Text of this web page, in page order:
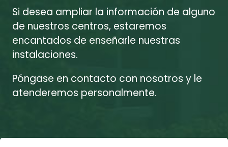
Si desea ampliar la información de alguno
de nuestros centros, estaremos
encantados de enseñarle nuestras
instalaciones.
Póngase en contacto con nosotros y le
atenderemos personalmente.